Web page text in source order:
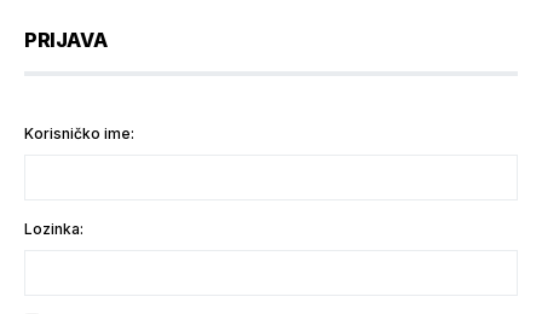
PRIJAVA
Korisničko ime:
Lozinka: